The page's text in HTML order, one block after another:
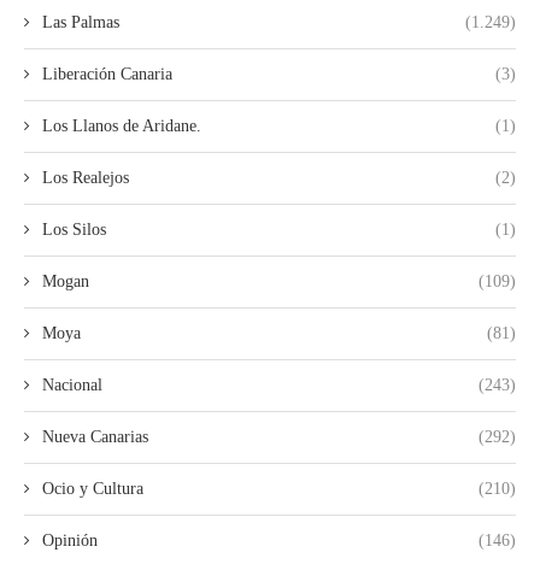
Las Palmas (1.249)
Liberación Canaria (3)
Los Llanos de Aridane. (1)
Los Realejos (2)
Los Silos (1)
Mogan (109)
Moya (81)
Nacional (243)
Nueva Canarias (292)
Ocio y Cultura (210)
Opinión (146)